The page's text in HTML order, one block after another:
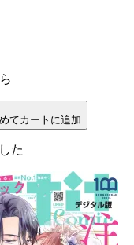
てカートに追加
た